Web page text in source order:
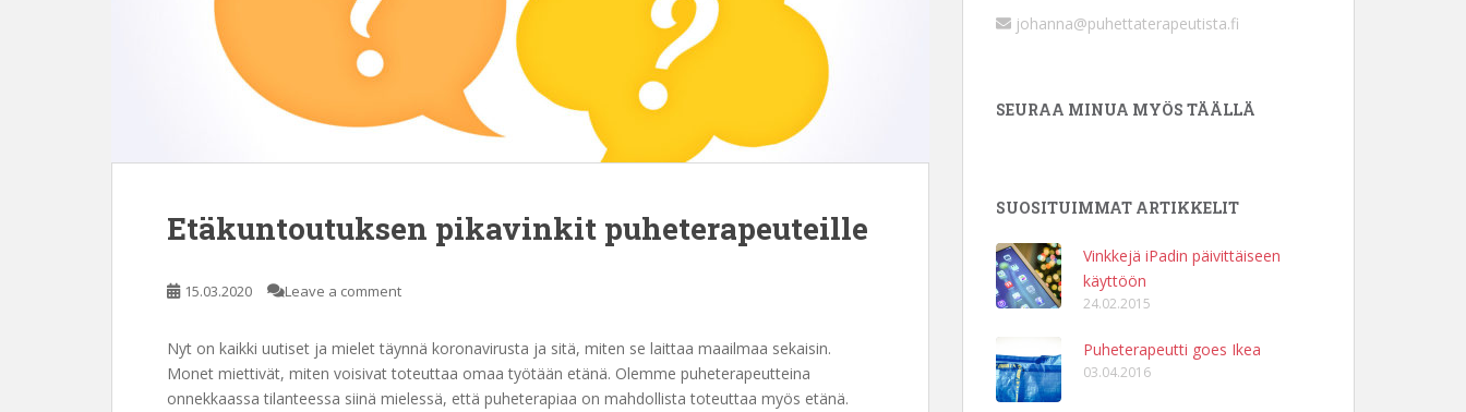
Etäkuntoutuksen pikavinkit puheterapeuteille
15.03.2020 Leave a comment
Nyt on kaikki uutiset ja mielet täynnä koronavirusta ja sitä, miten se laittaa maailmaa sekaisin.
Monet miettivät, miten voisivat toteuttaa omaa työtään etänä. Olemme puheterapeutteina
onnekkaassa tilanteessa siinä mielessä, että puheterapiaa on mahdollista toteuttaa myös etänä.
johanna@puhettaterapeutista.fi
SEURAA MINUA MYÖS TÄÄLLÄ
SUOSITUIMMAT ARTIKKELIT
Vinkkejä iPadin päivittäiseen
käyttöön
24.02.2015
Puheterapeutti goes Ikea
03.04.2016